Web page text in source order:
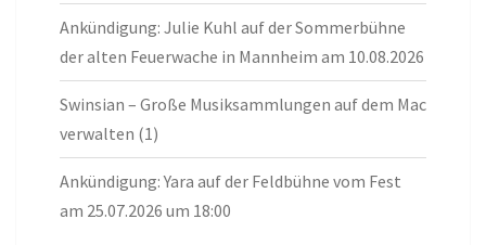
Ankündigung: Julie Kuhl auf der Sommerbühne
der alten Feuerwache in Mannheim am 10.08.2026
Swinsian – Große Musiksammlungen auf dem Mac
verwalten (1)
Ankündigung: Yara auf der Feldbühne vom Fest
am 25.07.2026 um 18:00